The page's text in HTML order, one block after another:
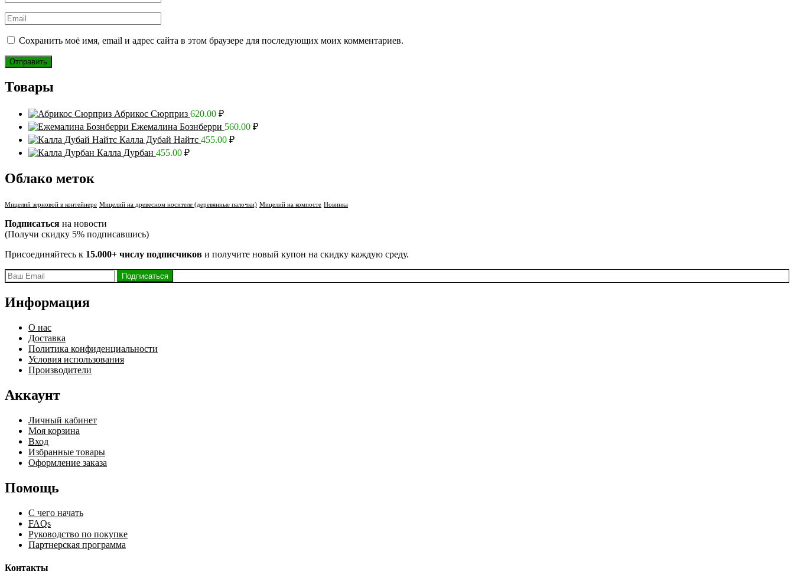
Сохранить моё имя, email и адрес сайта в этом браузере для последующих моих комментариев.
Товары
Абрикос Сюрприз 620.00 ₽
Ежемалина Бознберри 560.00 ₽
Калла Дубай Найтс 455.00 ₽
Калла Дурбан 455.00 ₽
Облако меток
Мицелий зерновой в контейнере Мицелий на древесном носителе (деревянные палочки) Мицелий на компосте Новинка
Подписаться на новости
(Получи скидку 5% подписавшись)
Присоединяйтесь к 15.000+ числу подписчиков и получите новый купон на скидку каждую среду.
Информация
О нас
Доставка
Политика конфиденциальности
Условия использования
Производители
Аккаунт
Личный кабинет
Моя корзина
Вход
Избранные товары
Оформление заказа
Помощь
С чего начать
FAQs
Руководство по покупке
Партнерская программа
Контакты